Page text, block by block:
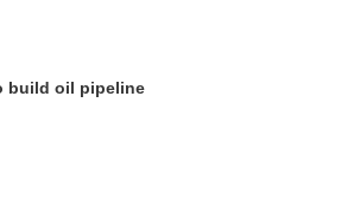
build oil pipeline